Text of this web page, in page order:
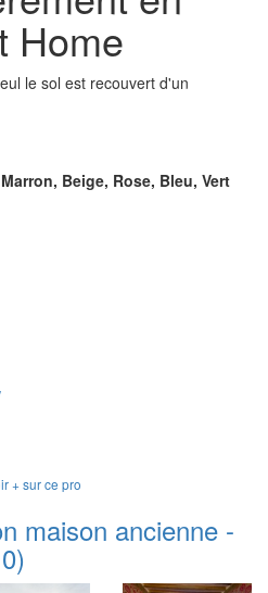
Home
le sol est recouvert d'un
Beige, Rose, Bleu, Vert
+ sur ce pro
maison ancienne -